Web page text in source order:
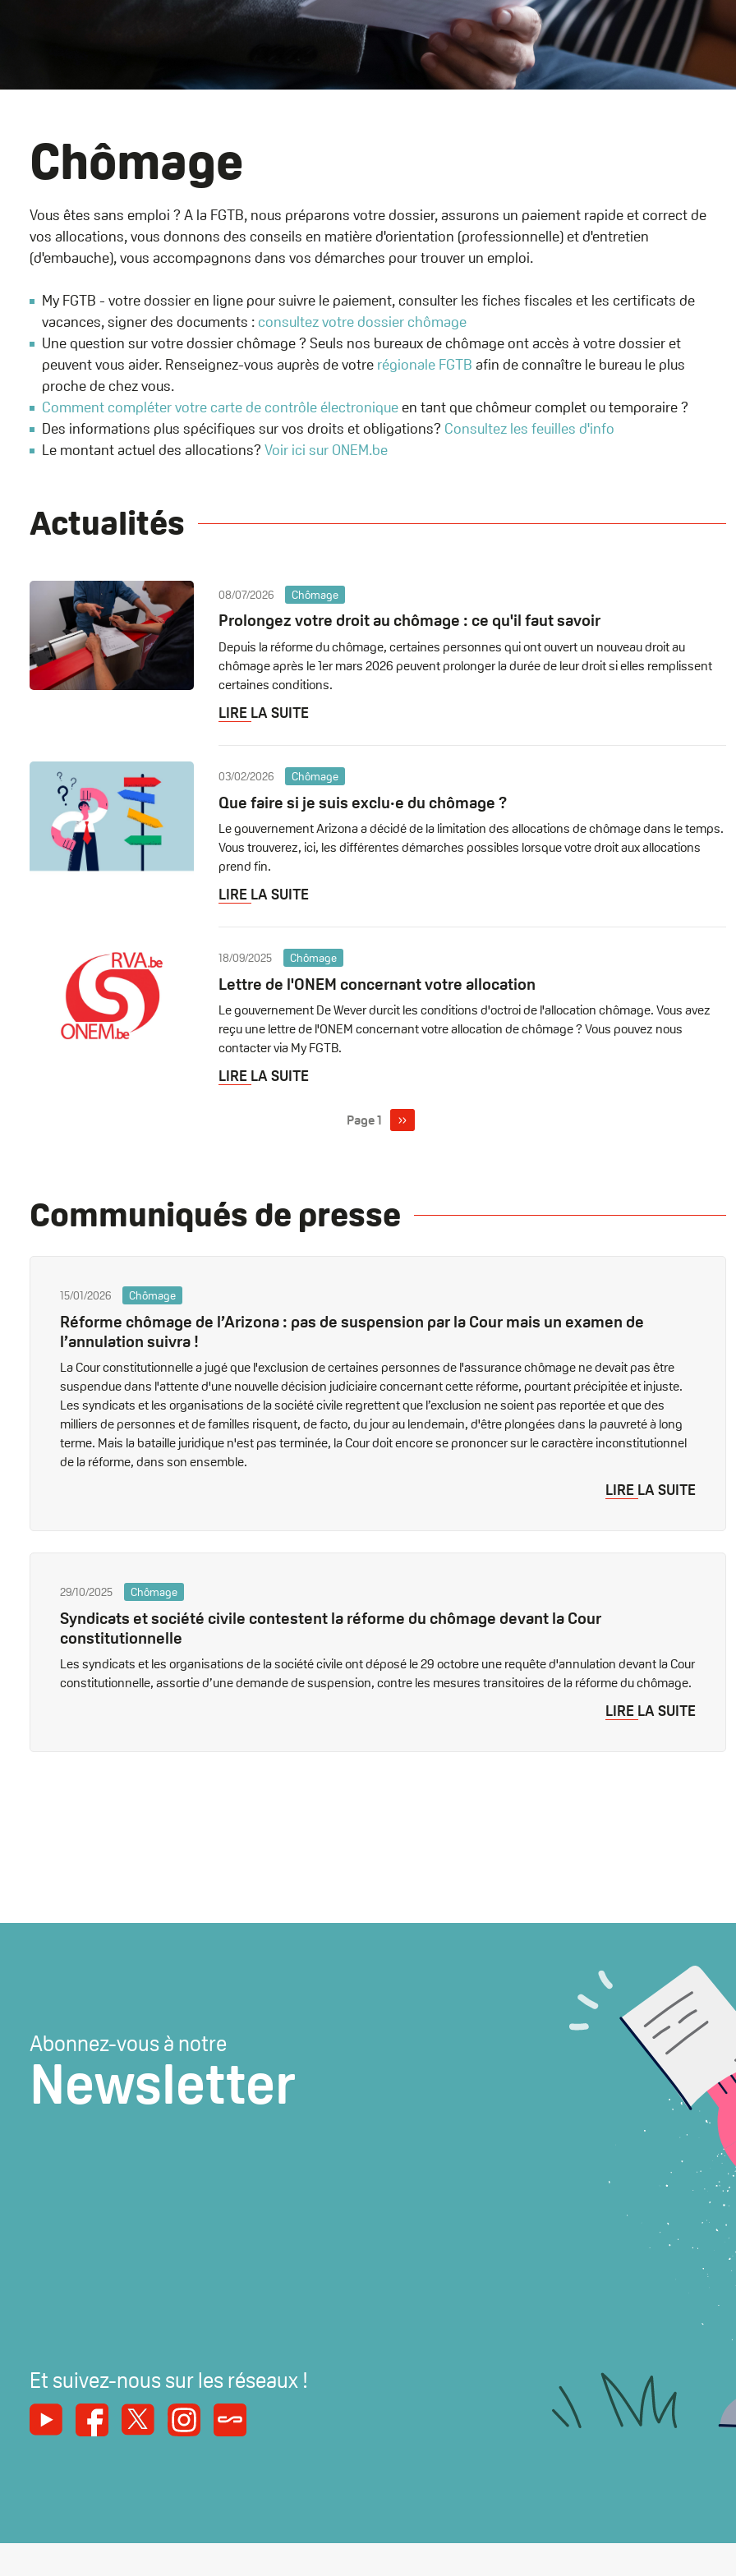
Name
Chômage
Vous êtes sans emploi ? A la FGTB, nous préparons votre dossier, assurons un paiement rapide et correct de
vos allocations, vous donnons des conseils en matière d'orientation (professionnelle) et d'entretien
(d'embauche), vous accompagnons dans vos démarches pour trouver un emploi.
My FGTB - votre dossier en ligne pour suivre le paiement, consulter les fiches fiscales et les certificats de
vacances, signer des documents : consultez votre dossier chômage
Une question sur votre dossier chômage ? Seuls nos bureaux de chômage ont accès à votre dossier et
peuvent vous aider. Renseignez-vous auprès de votre régionale FGTB afin de connaître le bureau le plus
proche de chez vous.
Comment compléter votre carte de contrôle électroniqueen tant que chômeur complet ou temporaire ?
Des informations plus spécifiques sur vos droits et obligations? Consultez les feuilles d'info
Le montant actuel des allocations? Voir ici sur ONEM.be
Actualités
08/07/2026 Chômage
Prolongez votre droit au chômage : ce qu'il faut savoir
Depuis la réforme du chômage, certaines personnes qui ont ouvert un nouveau droit au
chômage après le 1er mars 2026 peuvent prolonger la durée de leur droit si elles remplissent
certaines conditions.
LIRE LA SUITE
03/02/2026 Chômage
Que faire si je suis exclu·e du chômage ?
Le gouvernement Arizona a décidé de la limitation des allocations de chômage dans le temps.
Vous trouverez, ici, les différentes démarches possibles lorsque votre droit aux allocations
prend fin.
LIRE LA SUITE
18/09/2025 Chômage
Lettre de l'ONEM concernant votre allocation
Le gouvernement De Wever durcit les conditions d'octroi de l'allocation chômage. Vous avez
reçu une lettre de l'ONEM concernant votre allocation de chômage ? Vous pouvez nous
contacter via My FGTB.
LIRE LA SUITE
Page 1 Page
suivante
››
Communiqués de presse
15/01/2026 Chômage
Réforme chômage de l’Arizona : pas de suspension par la Cour mais un examen de
l’annulation suivra !
La Cour constitutionnelle a jugé que l'exclusion de certaines personnes de l'assurance chômage ne devait pas être
suspendue dans l'attente d'une nouvelle décision judiciaire concernant cette réforme, pourtant précipitée et injuste.
Les syndicats et les organisations de la société civile regrettent que l’exclusion ne soient pas reportée et que des
milliers de personnes et de familles risquent, de facto, du jour au lendemain, d'être plongées dans la pauvreté à long
terme. Mais la bataille juridique n'est pas terminée, la Cour doit encore se prononcer sur le caractère inconstitutionnel
de la réforme, dans son ensemble.
LIRE LA SUITE
29/10/2025 Chômage
Syndicats et société civile contestent la réforme du chômage devant la Cour
constitutionnelle
Les syndicats et les organisations de la société civile ont déposé le 29 octobre une requête d'annulation devant la Cour
constitutionnelle, assortie d’une demande de suspension, contre les mesures transitoires de la réforme du chômage.
LIRE LA SUITE
Abonnez-vous à notre
Newsletter
Et suivez-nous sur les réseaux !
YoutubeFacebook
X InstagramSyndicats Magazine